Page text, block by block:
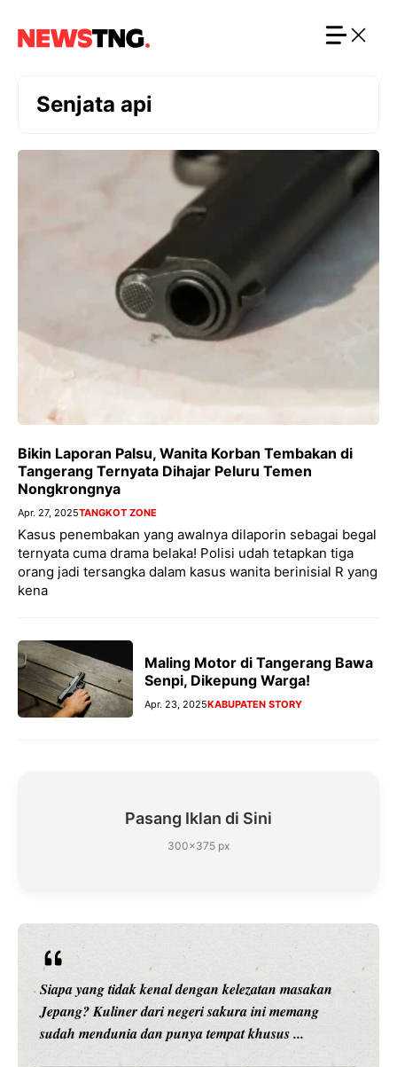
Senjata api
Bikin Laporan Palsu, Wanita Korban Tembakan di
Tangerang Ternyata Dihajar Peluru Temen
Nongkrongnya
Apr. 27, 2025TANGKOT ZONE
Kasus penembakan yang awalnya dilaporin sebagai begal
ternyata cuma drama belaka! Polisi udah tetapkan tiga
orang jadi tersangka dalam kasus wanita berinisial R yang
kena
Maling Motor di Tangerang Bawa
Senpi, Dikepung Warga!
Apr. 23, 2025KABUPATEN STORY
Pasang Iklan di Sini
300×375 px
Siapa yang tidak kenal dengan kelezatan masakan
Jepang? Kuliner dari negeri sakura ini memang
sudah mendunia dan punya tempat khusus ...